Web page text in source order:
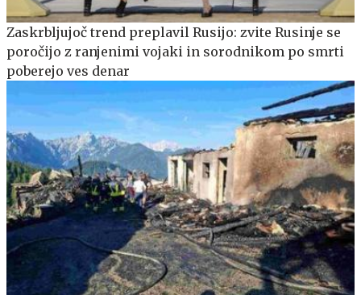
Zaskrbljujoč trend preplavil Rusijo: zvite Rusinje se
poročijo z ranjenimi vojaki in sorodnikom po smrti
poberejo ves denar